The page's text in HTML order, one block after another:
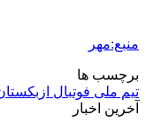
منبع:مهر
برچسب ها
تیم ملی فوتبال
آخرین اخبار